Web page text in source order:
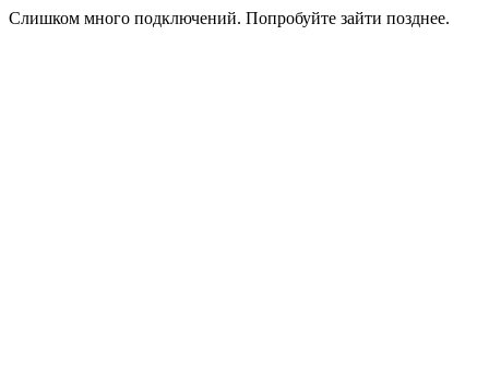
Слишком много подключений. Попробуйте зайти позднее.